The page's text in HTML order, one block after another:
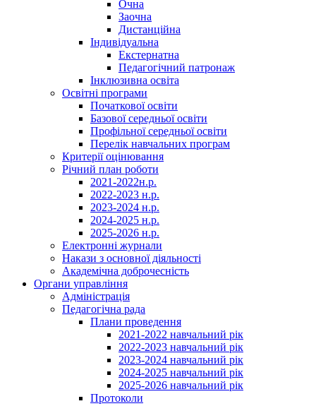
Очна
Заочна
Дистанційна
Індивідуальна
Екстернатна
Педагогічний патронаж
Інклюзивна освіта
Освітні програми
Початкової освіти
Базової середньої освіти
Профільної середньої освіти
Перелік навчальних програм
Критерії оцінювання
Річний план роботи
2021-2022н.р.
2022-2023 н.р.
2023-2024 н.р.
2024-2025 н.р.
2025-2026 н.р.
Електронні журнали
Накази з основної діяльності
Академічна доброчесність
Органи управління
Адміністрація
Педагогічна рада
Плани проведення
2021-2022 навчальний рік
2022-2023 навчальний рік
2023-2024 навчальний рік
2024-2025 навчальний рік
2025-2026 навчальний рік
Протоколи